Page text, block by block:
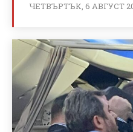
ЧЕТВЪРТЪК, 6 АВГУСТ